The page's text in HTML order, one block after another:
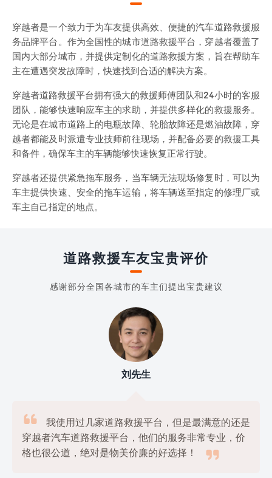
穿越者是一个致力于为车友提供高效、便捷的汽车道路救援服
务品牌平台。作为全国性的城市道路救援平台，穿越者覆盖了
国内大部分城市，并提供定制化的道路救援方案，旨在帮助车
主在遭遇突发故障时，快速找到合适的解决方案。
穿越者道路救援平台拥有强大的救援师傅团队和24小时的客服
团队，能够快速响应车主的求助，并提供多样化的救援服务。
无论是在城市道路上的电瓶故障、轮胎故障还是燃油故障，穿
越者都能及时派遣专业技师前往现场，并配备必要的救援工具
和备件，确保车主的车辆能够快速恢复正常行驶。
穿越者还提供紧急拖车服务，当车辆无法现场修复时，可以为
车主提供快速、安全的拖车运输，将车辆送至指定的修理厂或
车主自己指定的地点。
道路救援车友宝贵评价
感谢部分全国各城市的车主们提出宝贵建议
刘先生

我使用过几家道路救援平台，但是最满意的还是
穿越者汽车道路救援平台，他们的服务非常专业，价
格也很公道，绝对是物美价廉的好选择！
